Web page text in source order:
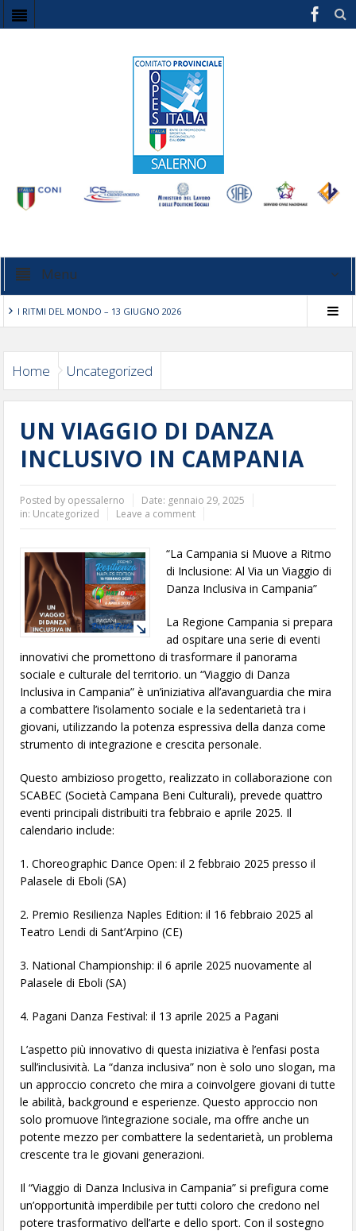
Menu
I RITMI DEL MONDO – 13 GIUGNO 2026
IL SEGRETO DELLA VIOLACIOCCA – 9 MAGGIO 2026
5° MEMORIAL GAETANO FERRENTINO – 31 MAGGIO 2026
Torna il Trofeo Città di Maddaloni: 50 anni di storia, passione e
comunità
Passeggiata per il Borgo: sport e solidarietà a Casaferrro – 1
CORSO ISTRUTTORE CERTIFICATO BODYBUILDING
Happy Fania 2026: una giornata di solidarietà e sorrisi per i
bambini di Caivano
RELOAD – CLASS DI HIP HOP 17 GENNAIO
MILITARY SNATCH
Home Uncategorized
UN VIAGGIO DI DANZA
INCLUSIVO IN CAMPANIA
Posted by opessalerno Date: gennaio 29, 2025
in: Uncategorized Leave a comment
“La Campania si Muove a Ritmo
di Inclusione: Al Via un Viaggio di
Danza Inclusiva in Campania”
La Regione Campania si prepara
ad ospitare una serie di eventi
innovativi che promettono di trasformare il panorama
sociale e culturale del territorio. un “Viaggio di Danza
Inclusiva in Campania” è un’iniziativa all’avanguardia che mira
a combattere l’isolamento sociale e la sedentarietà tra i
giovani, utilizzando la potenza espressiva della danza come
strumento di integrazione e crescita personale.
Questo ambizioso progetto, realizzato in collaborazione con
SCABEC (Società Campana Beni Culturali), prevede quattro
eventi principali distribuiti tra febbraio e aprile 2025. Il
calendario include:
1. Choreographic Dance Open: il 2 febbraio 2025 presso il
Palasele di Eboli (SA)
2. Premio Resilienza Naples Edition: il 16 febbraio 2025 al
Teatro Lendi di Sant’Arpino (CE)
3. National Championship: il 6 aprile 2025 nuovamente al
Palasele di Eboli (SA)
4. Pagani Danza Festival: il 13 aprile 2025 a Pagani
L’aspetto più innovativo di questa iniziativa è l’enfasi posta
sull’inclusività. La “danza inclusiva” non è solo uno slogan, ma
un approccio concreto che mira a coinvolgere giovani di tutte
le abilità, background e esperienze. Questo approccio non
solo promuove l’integrazione sociale, ma offre anche un
potente mezzo per combattere la sedentarietà, un problema
crescente tra le giovani generazioni.
Il “Viaggio di Danza Inclusiva in Campania” si prefigura come
un’opportunità imperdibile per tutti coloro che credono nel
potere trasformativo dell’arte e dello sport. Con il sostegno